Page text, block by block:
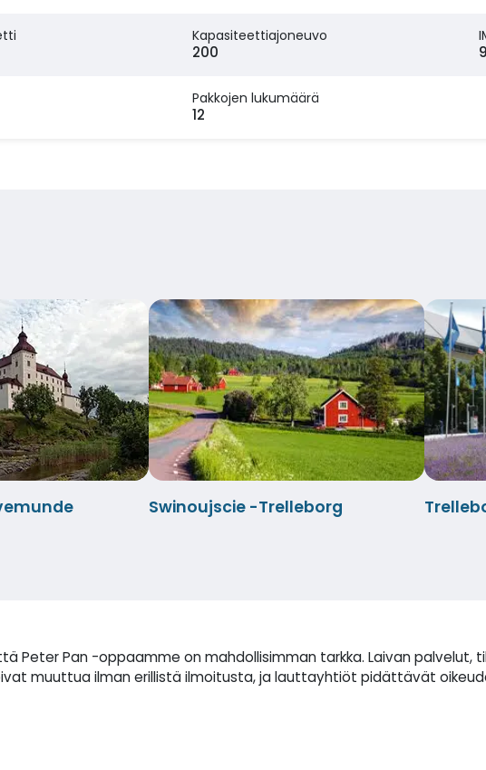
Kapasiteettiajoneuvo
200
Pakkojen lukumäärä
12
Swinoujscie -Trelleborg
Peter Pan -oppaamme on mahdollisimman tarkka. Laivan palvelut,
muuttua ilman erillistä ilmoitusta, ja lauttayhtiöt pidättävät